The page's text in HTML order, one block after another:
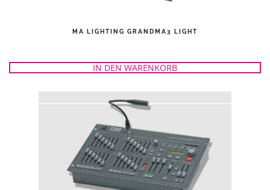
MA LIGHTING GRANDMA3 LIGHT
IN DEN WARENKORB